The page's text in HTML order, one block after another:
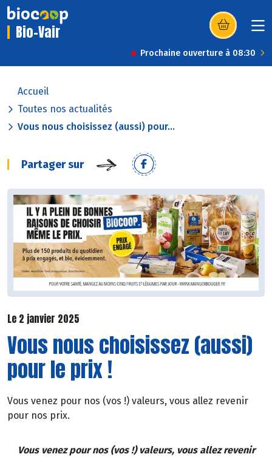
Bio-Vair (s’ouvre dans
Prochaine ouverture à 08:30
Accueil
Toutes nos actualités
Vous nous choisissez (aussi) pour...
Partager sur
Le 2 janvier 2025
Vous nous choisissez (aussi)
pour le prix !
Vous venez pour nos (vos !) valeurs, vous allez revenir
pour nos prix.
Vous venez pour nos (vos !) valeurs, vous allez revenir